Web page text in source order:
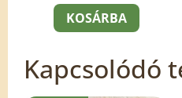
KOSÁRBA
Kapcsolódó